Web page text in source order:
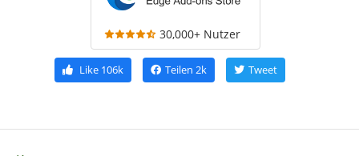
30,000+ Nutzer
Like 106k Teilen 2k Tweet